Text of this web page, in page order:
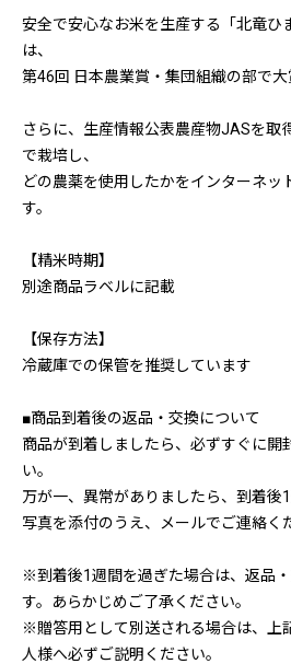
安全で安心なお米を生産する「北竜ひ
は、
第46回 日本農業賞・集団組織の部で大
さらに、生産情報公表農産物JASを取
で栽培し、
どの農薬を使用したかをインターネッ
す。
【精米時期】
別途商品ラベルに記載
【保存方法】
冷蔵庫での保管を推奨しています
■商品到着後の返品・交換について
商品が到着しましたら、必ずすぐに開
い。
万が一、異常がありましたら、到着後
写真を添付のうえ、メールでご連絡く
※到着後1週間を過ぎた場合は、返品
す。あらかじめご了承ください。
※贈答用として別送される場合は、上
人様へ必ずご説明ください。